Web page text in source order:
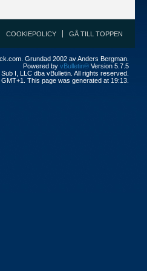
COOKIEPOLICY GÅ TILL TOPPEN
Grundad 2002 av Anders Bergman.
Powered by vBulletin® Version 5.7.5
I, LLC dba vBulletin. All rights reserved.
This page was generated at 19:13.